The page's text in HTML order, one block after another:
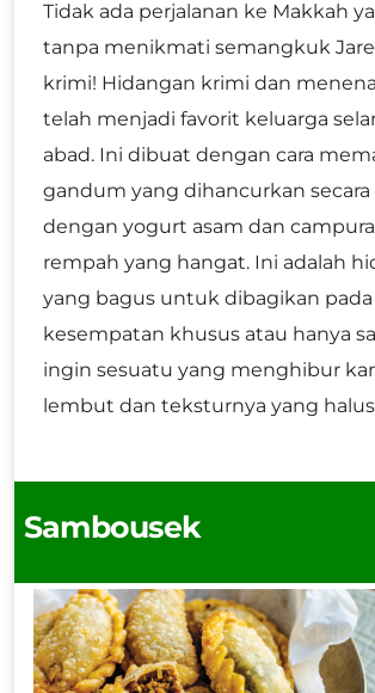
Tidak ada perjalanan ke Makkah
tanpa menikmati semangkuk
krimi! Hidangan krimi dan
telah menjadi favorit keluarga
abad. Ini dibuat dengan cara
gandum yang dihancurkan secara
dengan yogurt asam dan
rempah yang hangat. Ini adalah
yang bagus untuk dibagikan pada
kesempatan khusus atau hanya
ingin sesuatu yang menghibur
lembut dan teksturnya yang
Sambousek